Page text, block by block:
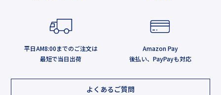
平日AM8:00までのご注文は
最短で当日出荷
Amazon Pay
後払い、PayPayも対応
よくあるご質問